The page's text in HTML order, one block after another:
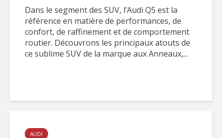
Dans le segment des SUV, l’Audi Q5 est la
référence en matière de performances, de
confort, de raffinement et de comportement
routier. Découvrons les principaux atouts de
ce sublime SUV de la marque aux Anneaux,...
AUDI